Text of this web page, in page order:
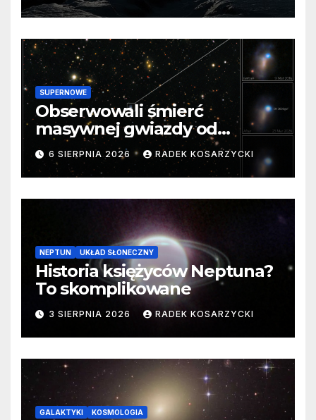
SUPERNOWE
Obserwowali śmierć
masywnej gwiazdy od
samego początku. Niezwykle
cenne dane
6 SIERPNIA 2026 RADEK KOSARZYCKI
NEPTUN UKŁAD SŁONECZNY
Historia księżyców Neptuna?
To skomplikowane
3 SIERPNIA 2026 RADEK KOSARZYCKI
GALAKTYKI KOSMOLOGIA